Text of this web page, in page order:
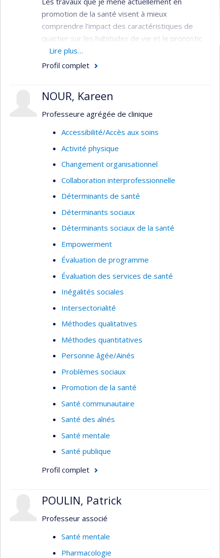
promotion de la santé visent à mieux
comprendre l'impact des caractéristiques de
quartier sur les habitudes de vie et le pronostic
des populations atteintes de maladies
chroniques, en déterminant notamment le rôle
Lire plus…
Profil complet
NOUR, Kareen
Professeure agrégée de clinique
Accessibilité/Accès aux soins
Activité physique
Changement organisationnel
Collaboration interprofessionnelle
Déterminants de santé
Déterminants sociaux
Déterminants sociaux de la santé
Empowerment
Évaluation de programme
Évaluation des services de santé
Inégalités sociales
Intersectorialité
Méthodes qualitatives
Méthodes quantitatives
Personne âgée/Ainés
Problèmes sociaux
Promotion de la santé
Santé communautaire
Santé des aînés
Santé mentale
Santé publique
Profil complet
POULIN, Patrick
Professeur associé
Santé mentale
Pharmacologie